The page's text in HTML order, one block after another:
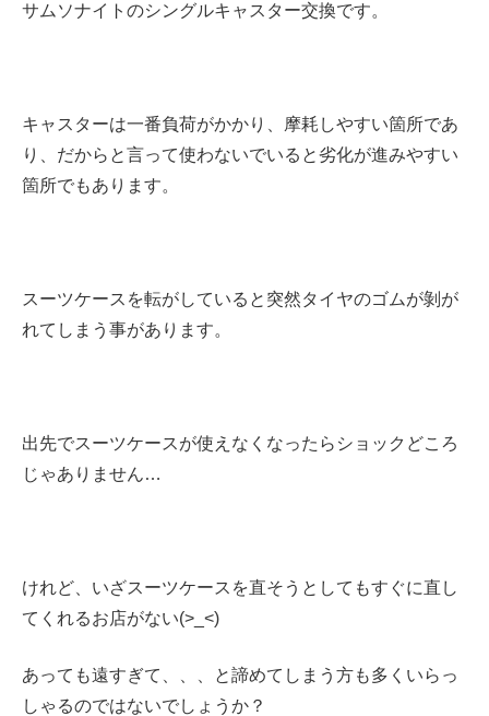
サムソナイトのシングルキャスター交換です。
キャスターは一番負荷がかかり、摩耗しやすい箇所であ
り、だからと言って使わないでいると劣化が進みやすい
箇所でもあります。
スーツケースを転がしていると突然タイヤのゴムが剝が
れてしまう事があります。
出先でスーツケースが使えなくなったらショックどころ
じゃありません…
けれど、いざスーツケースを直そうとしてもすぐに直し
てくれるお店がない(>_<)
あっても遠すぎて、、、と諦めてしまう方も多くいらっ
しゃるのではないでしょうか？